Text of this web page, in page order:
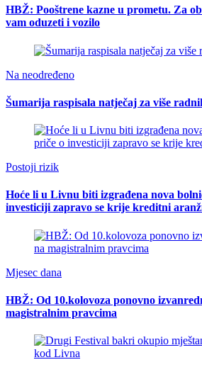
HBŽ: Pooštrene kazne u prometu. Za
vam oduzeti i vozilo
Na neodređeno
Šumarija raspisala natječaj za više
Postoji rizik
Hoće li u Livnu biti izgrađena nova
investiciji zapravo se krije kreditni
Mjesec dana
HBŽ: Od 10.kolovoza ponovno
magistralnim pravcima